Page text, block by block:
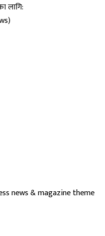
लागि:
news & magazine theme